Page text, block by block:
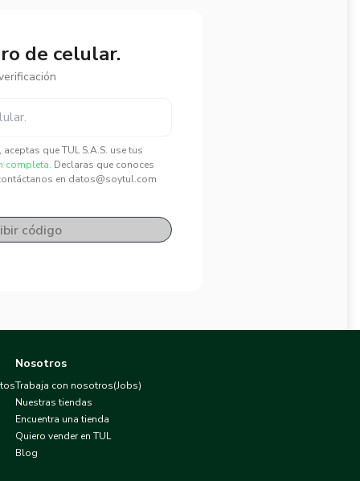
de celular.
que TUL S.A.S. use tus
completa. Declaras que conoces
en datos@soytul.com
código
Nosotros
Trabaja con nosotros(Jobs)
Nuestras tiendas
Encuentra una tienda
Quiero vender en TUL
Blog